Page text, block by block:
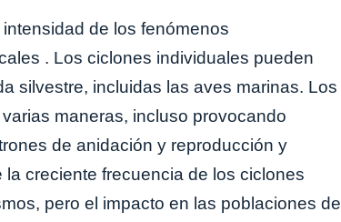
de los fenómenos
. Los ciclones individuales pueden
silvestre, incluidas las aves marinas. Los
maneras, incluso provocando
de anidación y reproducción y
creciente frecuencia de los ciclones
pero el impacto en las poblaciones de